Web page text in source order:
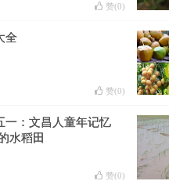
赞(0)
全
赞(0)
一：文昌人童年记忆
水稻田
赞(0)